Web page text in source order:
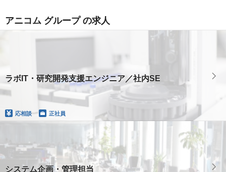
アニコム グループ の求人
ラボIT・研究開発支援エンジニア／社内SE
応相談 正社員
システム企画・管理担当